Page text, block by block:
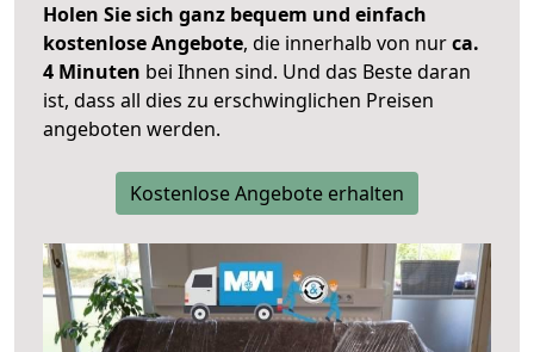
Holen Sie sich ganz bequem und einfach
kostenlose Angebote, die innerhalb von nurca.
4 Minuten bei Ihnen sind. Und das Beste daran
ist, dass all dies zu erschwinglichen Preisen
angeboten werden.
Kostenlose Angebote erhalten